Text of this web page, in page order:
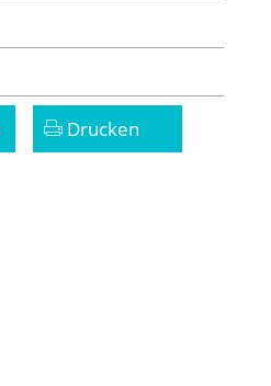
Drucken